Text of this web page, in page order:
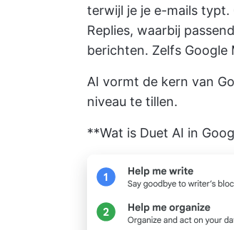
terwijl je je e-mails
Replies, waarbij
berichten. Zelfs Google
AI vormt de kern van
niveau te tillen.
**Wat is Duet AI in